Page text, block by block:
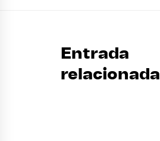
Entrada
relacionada